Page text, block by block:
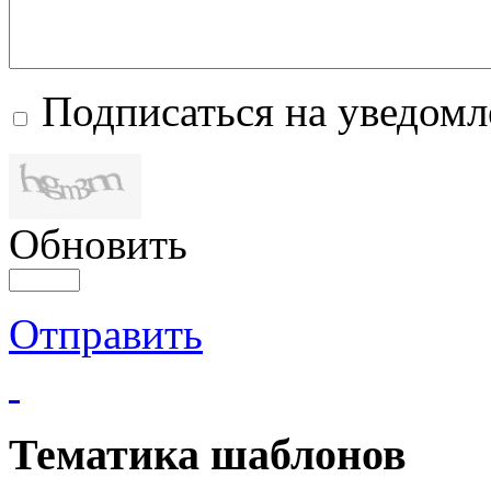
Подписаться на
Обновить
Отправить
Тематика шаблонов